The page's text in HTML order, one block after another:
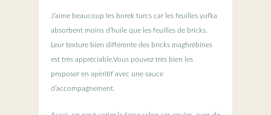
J’aime beaucoup les borek turcs car les feuilles yufka
absorbent moins d’huile que les feuilles de bricks.
Leur texture bien différente des bricks maghrébines
est très appréciable.Vous pouvez très bien les
proposer en apéritif avec une sauce
d’accompagnement.